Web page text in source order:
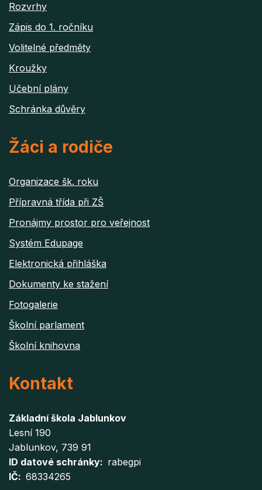
Rozvrhy
Zápis do 1. ročníku
Volitelné předměty
Kroužky
Učební plány
Schránka důvěry
Žáci a rodiče
Organizace šk. roku
Přípravná třída při ZŠ
Pronájmy prostor pro veřejnost
Systém Edupage
Elektronická přihláška
Dokumenty ke stažení
Fotogalerie
Školní parlament
Školní knihovna
Kontakt
Základní škola Jablunkov
Lesní 190
Jablunkov, 739 91
ID datové schránky
rabegpi
IČ
68334265